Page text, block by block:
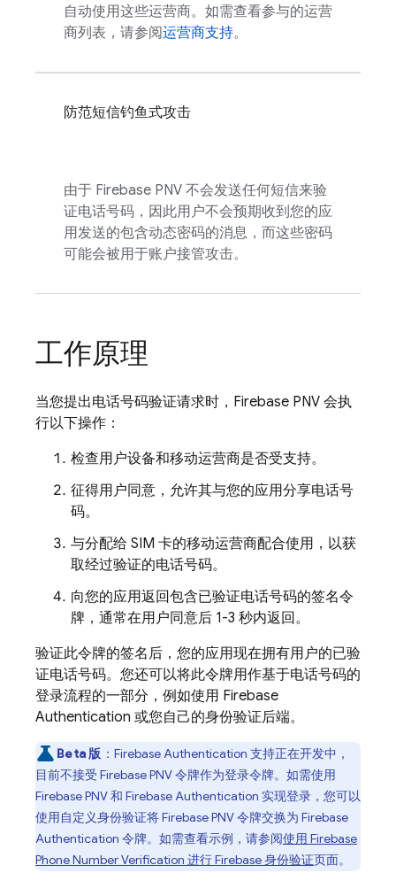
自动使用这些运营商。如需查看参与的运营
商列表，请参阅运营商支持。
防范短信钓鱼式攻击
由于 Firebase PNV 不会发送任何短信来验
证电话号码，因此用户不会预期收到您的应
用发送的包含动态密码的消息，而这些密码
可能会被用于账户接管攻击。
工作原理
当您提出电话号码验证请求时， Firebase PNV 会执
行以下操作：
检查用户设备和移动运营商是否受支持。
征得用户同意，允许其与您的应用分享电话号
码。
与分配给 SIM 卡的移动运营商配合使用，以获
取经过验证的电话号码。
向您的应用返回包含已验证电话号码的签名令
牌，通常在用户同意后 1-3 秒内返回。
验证此令牌的签名后，您的应用现在拥有用户的已验
证电话号码。您还可以将此令牌用作基于电话号码的
登录流程的一部分，例如使用 Firebase
Authentication 或您自己的身份验证后端。
Beta 版 ： Firebase Authentication 支持正在开发中，
目前不接受 Firebase PNV令牌作为登录令牌。如需使用
Firebase PNV和 Firebase Authentication 实现登录，您可以
使用自定义身份验证将Firebase PNV令牌交换为 Firebase
Authentication 令牌。如需查看示例，请参阅使用 Firebase
Phone Number Verification 进行 Firebase 身份验证页面。